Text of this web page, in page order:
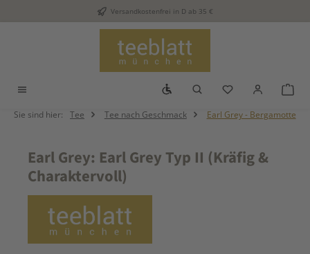
Zum Hauptinhalt springenVersandkostenfrei in D ab 35 €
Werkzeugleiste anzeigen
Du hast 0
Sie sind hier: Tee Tee nach Geschmack Earl Grey - Bergamotte
Earl Grey: Earl Grey Typ II (Kräfig &
Charaktervoll)